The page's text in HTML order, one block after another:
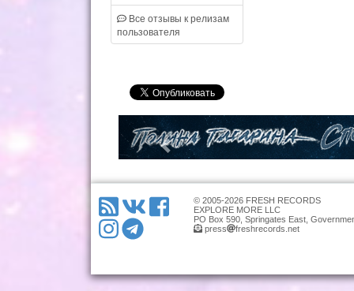
Все отзывы к релизам
пользователя
© 2005-2026 FRESH RECORDS
EXPLORE MORE LLC
PO Box 590, Springates East,
press
freshrecords.net